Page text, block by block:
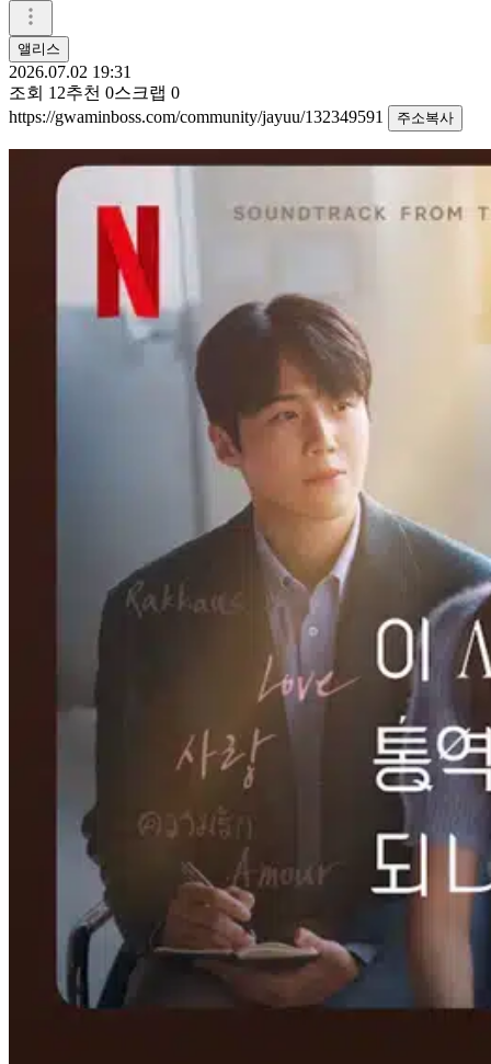
앨리스
2026.07.02 19:31
조회 12추천 0스크랩 0
https://gwaminboss.com/community/jayuu/132349591
주소복사